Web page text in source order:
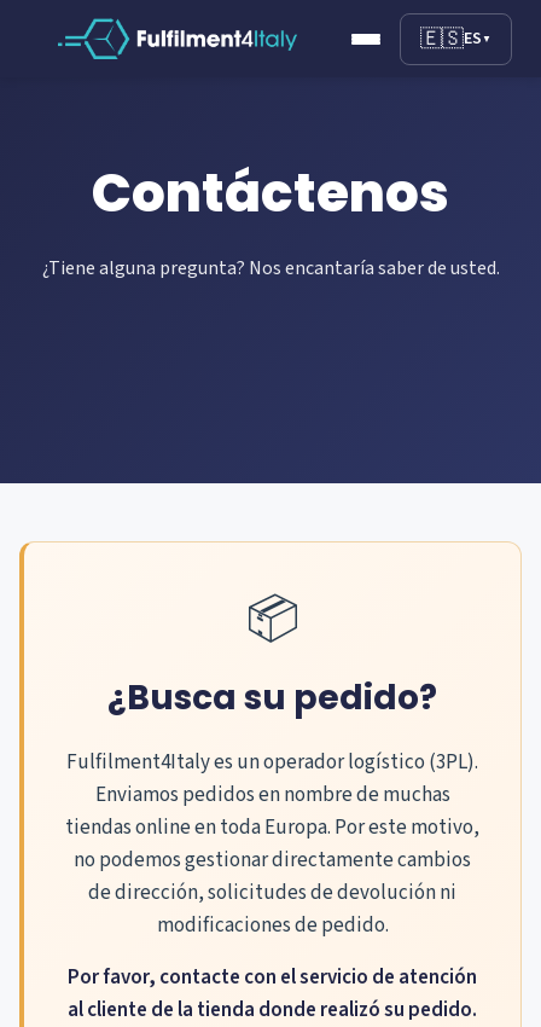
🇪🇸ES▼
Contáctenos
¿Tiene alguna pregunta? Nos encantaría saber de usted.
📦
¿Busca su pedido?
Fulfilment4Italy es un operador logístico (3PL).
Enviamos pedidos en nombre de muchas
tiendas online en toda Europa. Por este motivo,
no podemos gestionar directamente cambios
de dirección, solicitudes de devolución ni
modificaciones de pedido.
Por favor, contacte con el servicio de atención
al cliente de la tienda donde realizó su pedido.